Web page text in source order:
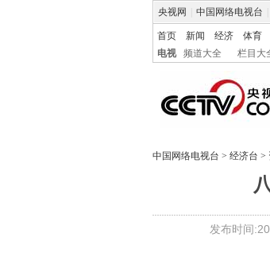
央视网 中国网络电视台
首页 新闻 经济 体育
电视
频道大全 栏目大
中国网络电视台 > 经济台 >
发布时间